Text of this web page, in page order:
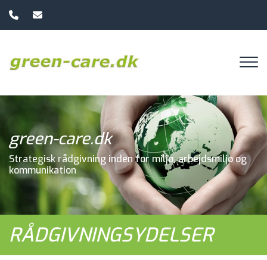
green-care.dk
Strategisk rådgivning inden for miljø, arbejdsmiljø og
kommunikation
RÅDGIVNINGSYDELSER